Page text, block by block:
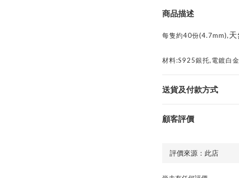
商品描述
每隻約40份(4.7mm),天
材料:S925銀托,電鍍白
送貨及付款方式
顧客評價